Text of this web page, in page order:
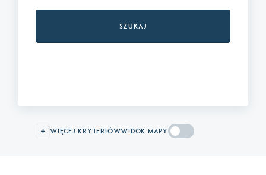
Szukaj
więcej kryteriówWIDOK MAPY